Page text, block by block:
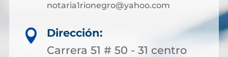
notaria1rionegro@yahoo.com

Dirección:
Carrera 51 # 50 - 31 centro